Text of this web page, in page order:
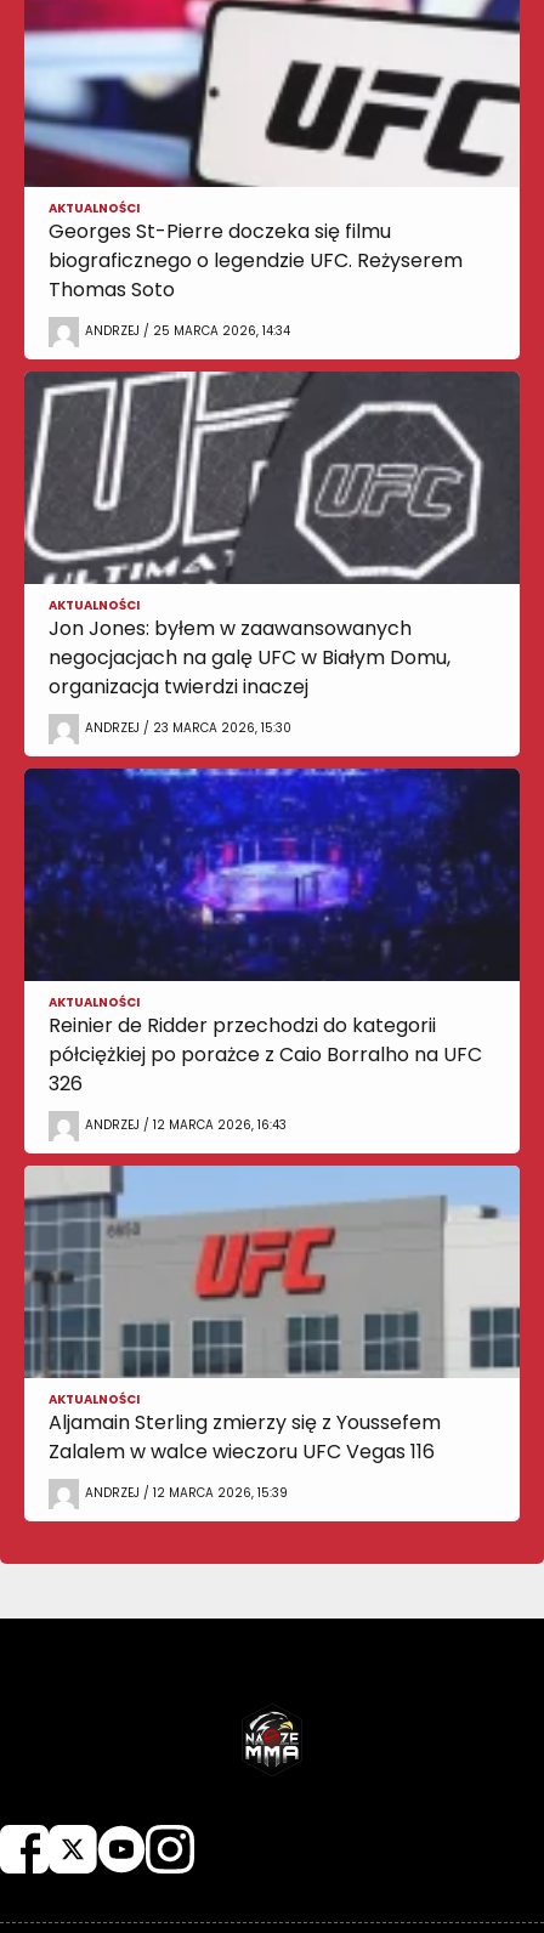
AKTUALNOŚCI
Georges St-Pierre doczeka się filmu
biograficznego o legendzie UFC. Reżyserem
Thomas Soto
ANDRZEJ / 25 MARCA 2026, 14:34
AKTUALNOŚCI
Jon Jones: byłem w zaawansowanych
negocjacjach na galę UFC w Białym Domu,
organizacja twierdzi inaczej
ANDRZEJ / 23 MARCA 2026, 15:30
AKTUALNOŚCI
Reinier de Ridder przechodzi do kategorii
półciężkiej po porażce z Caio Borralho na UFC
326
ANDRZEJ / 12 MARCA 2026, 16:43
AKTUALNOŚCI
Aljamain Sterling zmierzy się z Youssefem
Zalalem w walce wieczoru UFC Vegas 116
ANDRZEJ / 12 MARCA 2026, 15:39